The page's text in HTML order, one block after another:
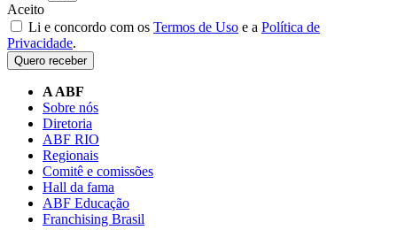
Aceito
Li e concordo com os Termos de Uso e a Política de
Privacidade.
Quero receber
A ABF
Sobre nós
Diretoria
ABF RIO
Regionais
Comitê e comissões
Hall da fama
ABF Educação
Franchising Brasil